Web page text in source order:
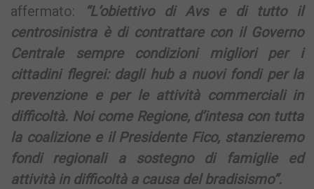
affermato:
“L’obiettivo di Avs e di tutto il
centrosinistra è di contrattare con il Governo
Centrale sempre condizioni migliori per i
cittadini flegrei: dagli hub a nuovi fondi per la
prevenzione e per le attività commerciali in
difficoltà. Noi come Regione, d’intesa con tutta
la coalizione e il Presidente Fico, stanzieremo
fondi regionali a sostegno di famiglie ed
attività in difficoltà a causa del bradisismo”.